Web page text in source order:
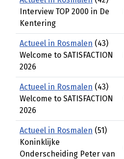
Interview TOP 2000 in De
Kentering
Actueel in Rosmalen (43)
Welcome to SATISFACTION
2026
Actueel in Rosmalen (43)
Welcome to SATISFACTION
2026
Actueel in Rosmalen (51)
Koninklijke
Onderscheiding Peter van